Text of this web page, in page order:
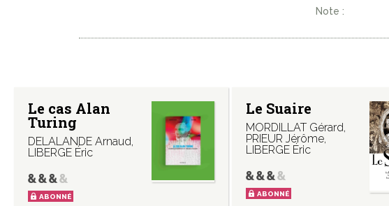
Note :
Le cas Alan
Turing
DELALANDE Arnaud,
LIBERGE Éric
ABONNÉ
Le Suaire
MORDILLAT Gérard,
PRIEUR Jérôme,
LIBERGE Éric
ABONNÉ